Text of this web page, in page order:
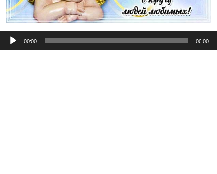
Аудиоплеер
00:00 00:00